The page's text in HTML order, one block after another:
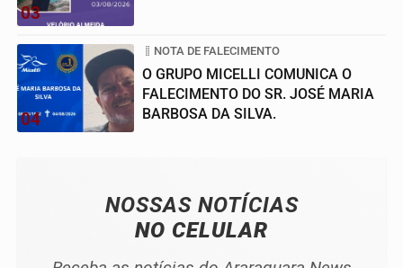
03
04
NOTA DE FALECIMENTO
O GRUPO MICELLI COMUNICA O
FALECIMENTO DO SR. JOSÉ MARIA
BARBOSA DA SILVA.
NOSSAS NOTÍCIAS
NO CELULAR